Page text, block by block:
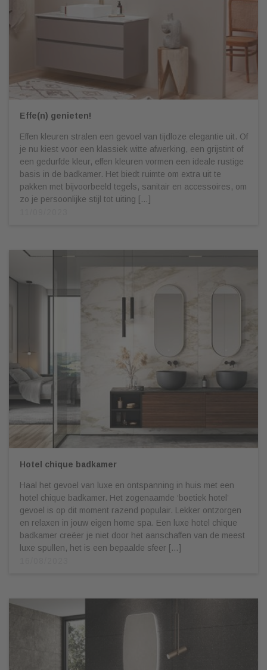
Effe(n) genieten!
Effen kleuren stralen een gevoel van tijdloze elegantie uit. Of
je nu kiest voor een klassiek witte afwerking, een grijstint of
een gedurfde kleur, effen kleuren vormen een ideale rustige
basis in de badkamer. Het biedt ruimte om extra uit te
pakken met bijvoorbeeld tegels, sanitair en accessoires, om
zo je persoonlijke stijl tot uiting […]
Hotel chique badkamer
Haal het gevoel van luxe en ontspanning in huis met een
hotel chique badkamer. Het zogenaamde ‘boetiek hotel’
gevoel is op dit moment razend populair. Lekker ontzorgen
en relaxen in jouw eigen home spa. Een luxe hotel chique
badkamer creëer je niet door het aanschaffen van de meest
luxe spullen, het is een bepaalde sfeer […]